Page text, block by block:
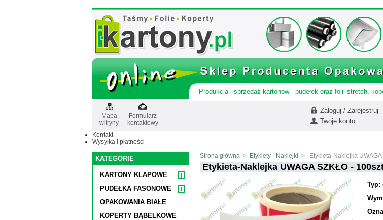
Produkcja i sprzedaż kartonów - pudełek oraz folii stretch,
Mapa
witryny
Formularz
kontaktowy
Zaloguj / Zarejestruj
Twoje konto
Kontakt
Wysyłka i płatności
KATEGORIE
KARTONY KLAPOWE
PUDEŁKA FASONOWE
OPAKOWANIA BIAŁE
KOPERTY BĄBELKOWE
Strona główna > Etykiety - Naklejki > Etykieta-Naklejka
Etykieta-Naklejka UWAGA SZKŁO -
Typ: